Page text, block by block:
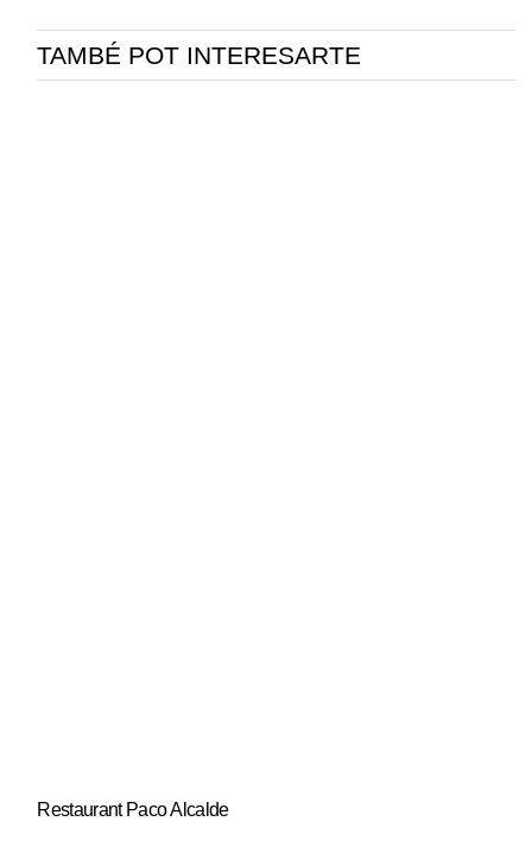
TAMBÉ POT INTERESARTE
Restaurant Paco Alcalde